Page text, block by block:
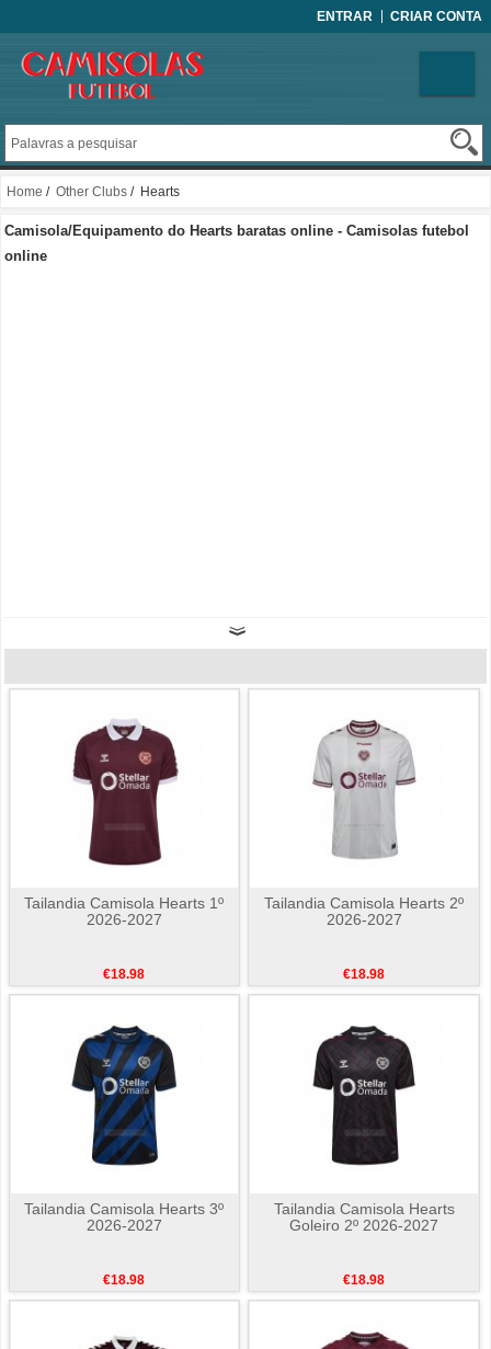
ENTRAR CRIAR CONTA
Home / Other Clubs / Hearts
Camisola/Equipamento do Hearts baratas online - Camisolas futebol
online
Tailandia Camisola Hearts 1º
2026-2027
€18.98
Tailandia Camisola Hearts 2º
2026-2027
€18.98
Tailandia Camisola Hearts 3º
2026-2027
€18.98
Tailandia Camisola Hearts
Goleiro 2º 2026-2027
€18.98